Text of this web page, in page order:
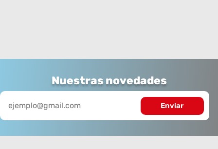
Nuestras novedades